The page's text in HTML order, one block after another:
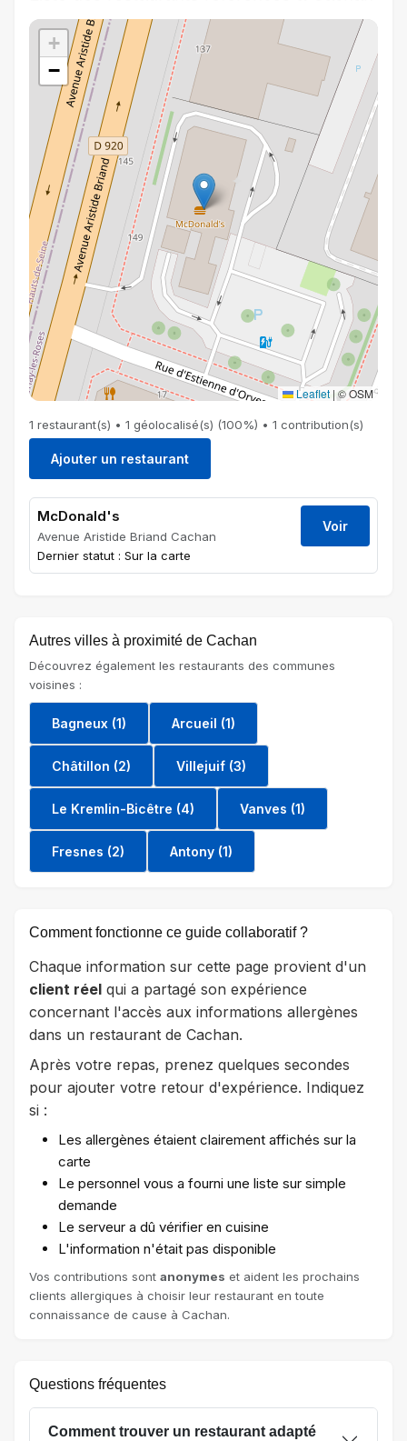
+
−
Leaflet |© OSM
1 restaurant(s) • 1 géolocalisé(s) (100%) • 1 contribution(s)
Ajouter un restaurant
McDonald's
Avenue Aristide Briand Cachan
Dernier statut : Sur la carte
Voir
Autres villes à proximité de Cachan
Découvrez également les restaurants des communes
voisines :
Bagneux (1) Arcueil (1)
Châtillon (2) Villejuif (3)
Le Kremlin-Bicêtre (4) Vanves (1)
Fresnes (2) Antony (1)
Comment fonctionne ce guide collaboratif ?
Chaque information sur cette page provient d'un
client réel qui a partagé son expérience
concernant l'accès aux informations allergènes
dans un restaurant de Cachan.
Après votre repas, prenez quelques secondes
pour ajouter votre retour d'expérience. Indiquez
si :
Les allergènes étaient clairement affichés sur la
carte
Le personnel vous a fourni une liste sur simple
demande
Le serveur a dû vérifier en cuisine
L'information n'était pas disponible
Vos contributions sont anonymes et aident les prochains
clients allergiques à choisir leur restaurant en toute
connaissance de cause à Cachan.
Questions fréquentes
Comment trouver un restaurant adapté